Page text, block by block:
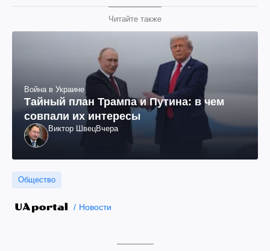
Читайте также
Война в Украине
Тайный план Трампа и Путина: в чем
совпали их интересы
Виктор ШвецВчера
Общество
Новости